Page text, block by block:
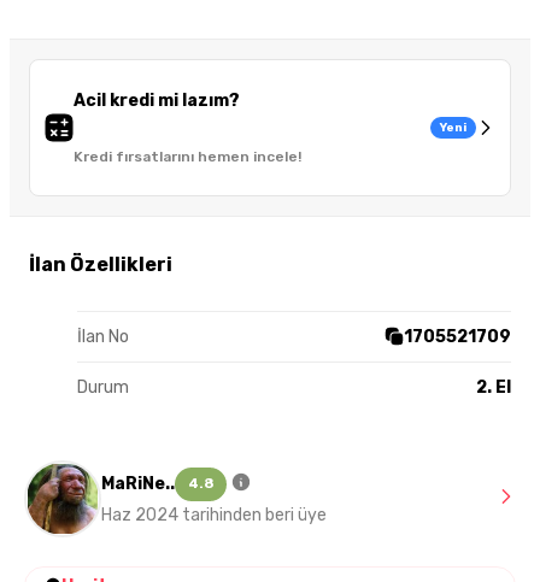
Acil kredi mi lazım?
Kredi fırsatlarını hemen incele!
Yeni
İlan Özellikleri
İlan No 1705521709
Durum 2. El
MaRiNe.. 4.8
Haz 2024 tarihinden beri üye